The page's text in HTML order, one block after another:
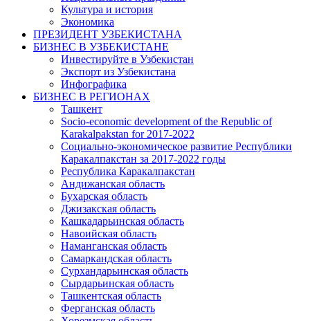
Культура и история
Экономика
ПРЕЗИДЕНТ УЗБЕКИСТАНА
БИЗНЕС В УЗБЕКИСТАНЕ
Инвестируйте в Узбекистан
Экспорт из Узбекистана
Инфографика
БИЗНЕС В РЕГИОНАХ
Ташкент
Socio-economic development of the Republic of
Karakalpakstan for 2017-2022
Социально-экономическое развитие Республики
Каракалпакстан за 2017-2022 годы
Республика Каракалпакстан
Андижанская область
Бухарская область
Джизакская область
Кашкадарьинская область
Навоийская область
Наманганская область
Самаркандская область
Сурхандарьинская область
Сырдарьинская область
Ташкентская область
Ферганская область